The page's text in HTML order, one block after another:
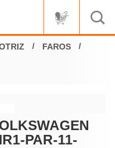
FAROS
PAR-11-